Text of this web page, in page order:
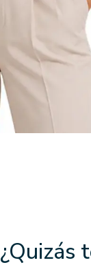
¿Quizás